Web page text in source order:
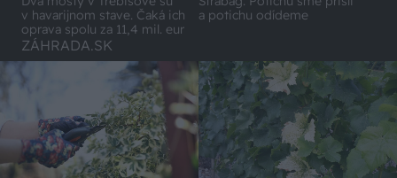
v havarijnom stave. Čaká ich
oprava spolu za 11,4 mil. eur
a potichu odídeme
ZÁHRADA.SK